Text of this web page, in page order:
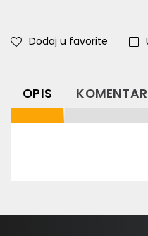
Dodaj u favorite
OPIS